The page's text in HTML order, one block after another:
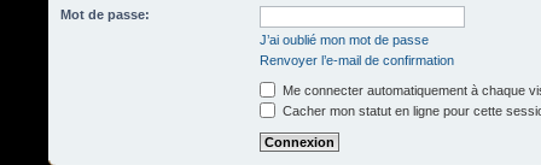
Mot de passe:
J’ai oublié mon mot de passe
Renvoyer l’e-mail de confirmation
Me connecter automatiquement à chaque
Cacher mon statut en ligne pour cette